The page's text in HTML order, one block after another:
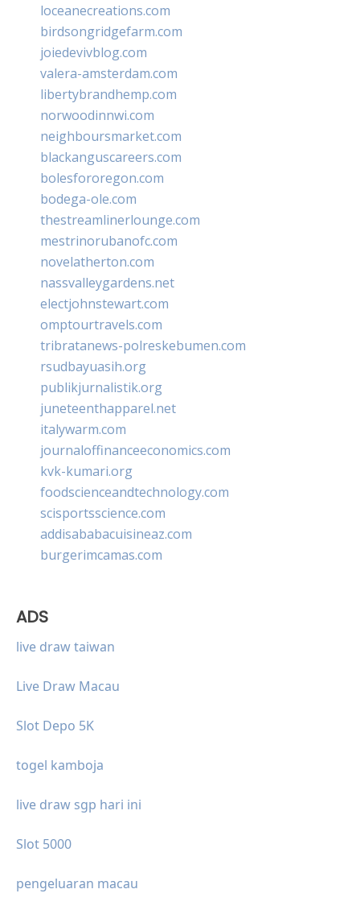
loceanecreations.com
birdsongridgefarm.com
joiedevivblog.com
valera-amsterdam.com
libertybrandhemp.com
norwoodinnwi.com
neighboursmarket.com
blackanguscareers.com
bolesfororegon.com
bodega-ole.com
thestreamlinerlounge.com
mestrinorubanofc.com
novelatherton.com
nassvalleygardens.net
electjohnstewart.com
omptourtravels.com
tribratanews-polreskebumen.com
rsudbayuasih.org
publikjurnalistik.org
juneteenthapparel.net
italywarm.com
journaloffinanceeconomics.com
kvk-kumari.org
foodscienceandtechnology.com
scisportsscience.com
addisababacuisineaz.com
burgerimcamas.com
ADS
live draw taiwan
Live Draw Macau
Slot Depo 5K
togel kamboja
live draw sgp hari ini
Slot 5000
pengeluaran macau